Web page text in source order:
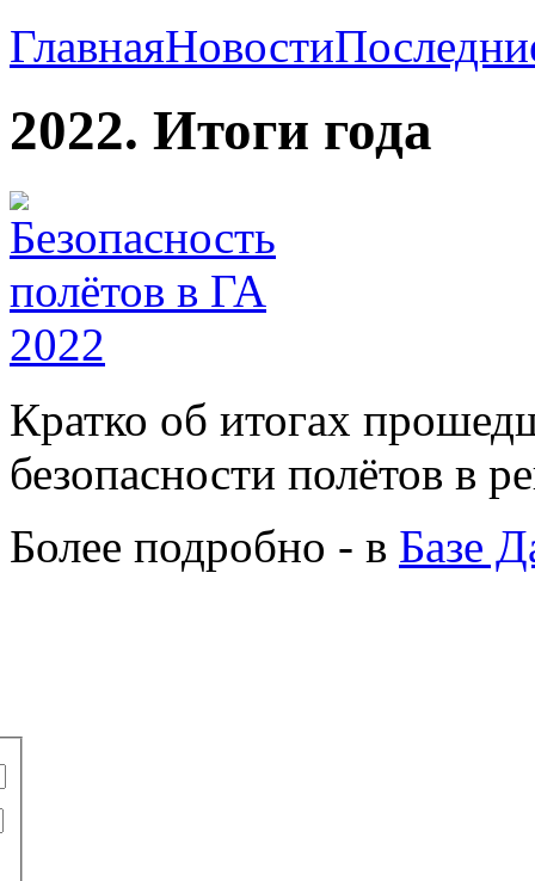
ГлавнаяНовости
2022. Итоги года
Кратко об итогах
безопасности полётов в
Более подробно - в Базе